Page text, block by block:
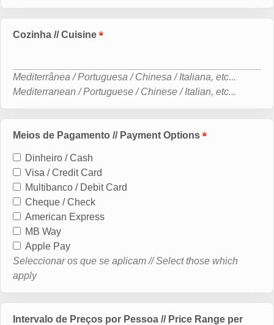
Cozinha // Cuisine
Mediterrânea / Portuguesa / Chinesa / Italiana, etc...
Mediterranean / Portuguese / Chinese / Italian, etc...
Meios de Pagamento // Payment Options
Dinheiro / Cash
Visa / Credit Card
Multibanco / Debit Card
Cheque / Check
American Express
MB Way
Apple Pay
Seleccionar os que se aplicam // Select those which
apply
Intervalo de Preços por Pessoa // Price Range per